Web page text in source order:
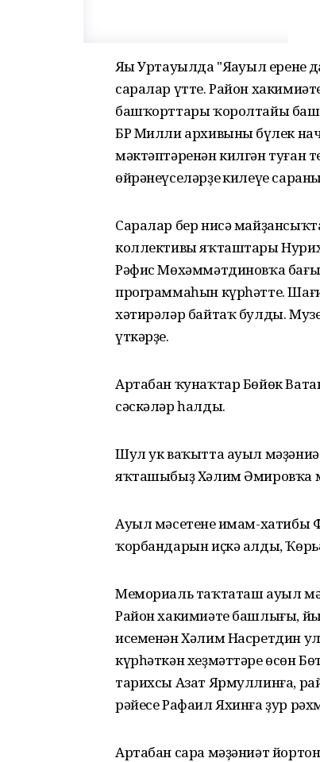
Яңы Уртауылда "Яңауыл
саралар үтте. Район
башҡорттары ҡоролтайы
БР Милли архивының бүлек
мәктәптәренән килгән
өйрәнеүселәрҙең килеүе
Саралар бер нисә
коллективы яҡташтары
Рәфис Мөхәммәтдиновҡа
программаһын күрһәтте.
хәтирәләр байтаҡ булды.
үткәрҙе.
Артабан ҡунаҡтар Бөйөк
сәскәләр һалды.
Шул ук ваҡытта ауыл
яҡташыбыҙ Хәлим Әмировҡа
Ауыл мәсетенең имам-хатибы
ҡорбандарын иҫкә алды,
Мемориаль таҡтаташ ауыл
Район хакимиәте башлығы,
исеменән Хәлим Насретдин
күрһәткән хеҙмәттәре өсөн
тарихсы Азат Ярмуллинға,
рәйесе Рафаил Яхинға ҙур
Артабан сара мәҙәниәт